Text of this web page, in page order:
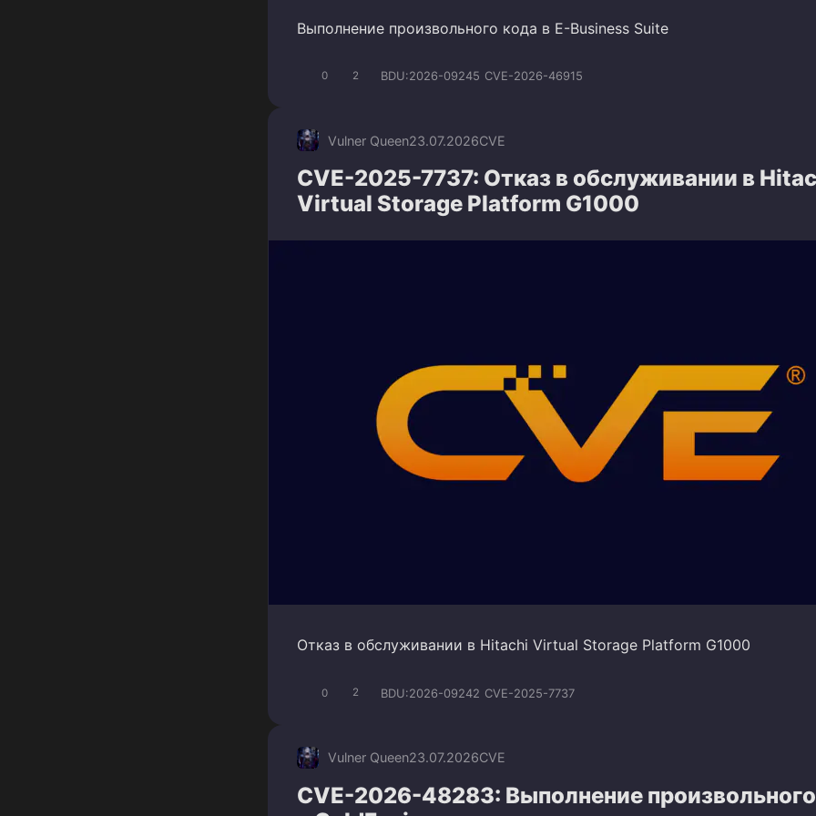
Выполнение произвольного кода в E-Business Suite
0 2 BDU:2026-09245 CVE-2026-46915
Vulner Queen23.07.2026CVE
CVE-2025-7737: Отказ в обслуживании в
Virtual Storage Platform G1000
Отказ в обслуживании в Hitachi Virtual Storage Platform G1000
0 2 BDU:2026-09242 CVE-2025-7737
Vulner Queen23.07.2026CVE
CVE-2026-48283: Выполнение